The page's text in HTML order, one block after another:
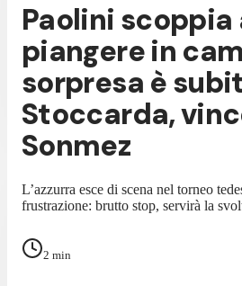
Paolini scoppia
piangere in
sorpresa è
Stoccarda,
Sonmez
L’azzurra esce di scena nel torneo
frustrazione: brutto stop, servirà la
2 min